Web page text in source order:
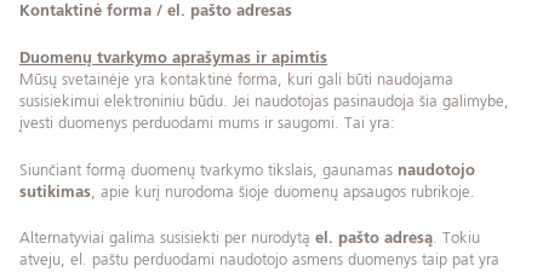
Kontaktinė forma / el. pašto adresas
Duomenų tvarkymo aprašymas ir apimtis
Mūsų svetainėje yra kontaktinė forma, kuri gali būti naudojama
susisiekimui elektroniniu būdu. Jei naudotojas pasinaudoja šia galimybe,
įvesti duomenys perduodami mums ir saugomi. Tai yra:
Siunčiant formą duomenų tvarkymo tikslais, gaunamas naudotojo
sutikimas , apie kurį nurodoma šioje duomenų apsaugos rubrikoje.
Alternatyviai galima susisiekti per nurodytą el. pašto adresą. Tokiu
atveju, el. paštu perduodami naudotojo asmens duomenys taip pat yra